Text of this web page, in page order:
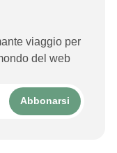
viaggio per
del web
Abbonarsi